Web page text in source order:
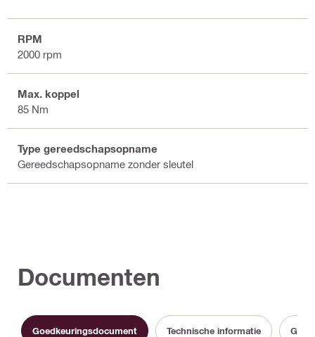
RPM
2000 rpm
Max. koppel
85 Nm
Type gereedschapsopname
Gereedschapsopname zonder sleutel
Documenten
Goedkeuringsdocument Technische informatie